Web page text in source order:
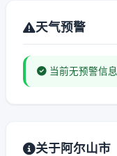
天气预警
当前无预警信息
关于阿尔山市